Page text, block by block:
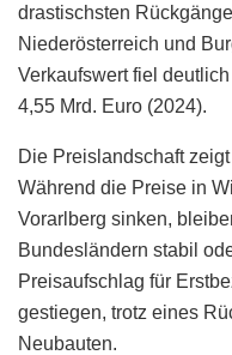
drastischsten
Niederösterreich und
Verkaufswert fiel
4,55 Mrd. Euro (2024).
Die Preislandschaft
Während die Preise in
Vorarlberg sinken,
Bundesländern stabil
Preisaufschlag für
gestiegen, trotz eines
Neubauten.